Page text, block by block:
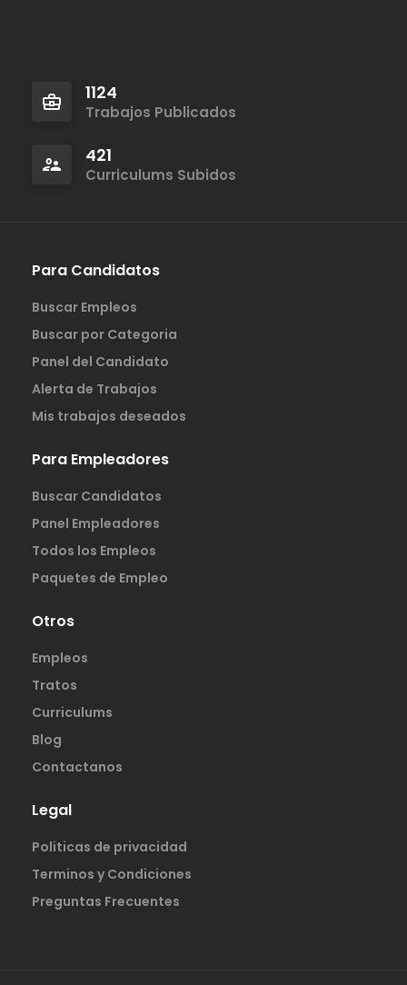
1124
Trabajos Publicados
421
Curriculums Subidos
Para Candidatos
Buscar Empleos
Buscar por Categoria
Panel del Candidato
Alerta de Trabajos
Mis trabajos deseados
Para Empleadores
Buscar Candidatos
Panel Empleadores
Todos los Empleos
Paquetes de Empleo
Otros
Empleos
Tratos
Curriculums
Blog
Contactanos
Legal
Politicas de privacidad
Terminos y Condiciones
Preguntas Frecuentes